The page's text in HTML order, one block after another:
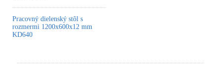
Pracovný dielenský stôl s
rozmermi 1200x600x12 mm
KD640